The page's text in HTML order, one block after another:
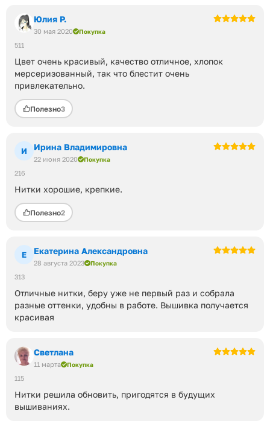
Юлия Р.
30 мая 2020 Покупка
511
Цвет очень красивый, качество отличное, хлопок
мерсеризованный, так что блестит очень
привлекательно.
Полезно3
И Ирина Владимировна
22 июня 2020 Покупка
216
Нитки хорошие, крепкие.
Полезно2
Е Екатерина Александровна
28 августа 2023 Покупка
313
Отличные нитки, беру уже не первый раз и собрала
разные оттенки, удобны в работе. Вышивка получается
красивая
Светлана
11 марта Покупка
115
Нитки решила обновить, пригодятся в будущих
вышиваниях.